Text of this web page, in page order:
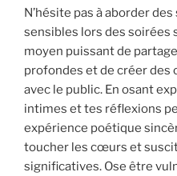
N’hésite pas à aborder
sensibles lors des soirées
moyen puissant de
profondes et de créer des
avec le public. En osant
intimes et tes réflexions
expérience poétique
toucher les cœurs et
significatives. Ose être